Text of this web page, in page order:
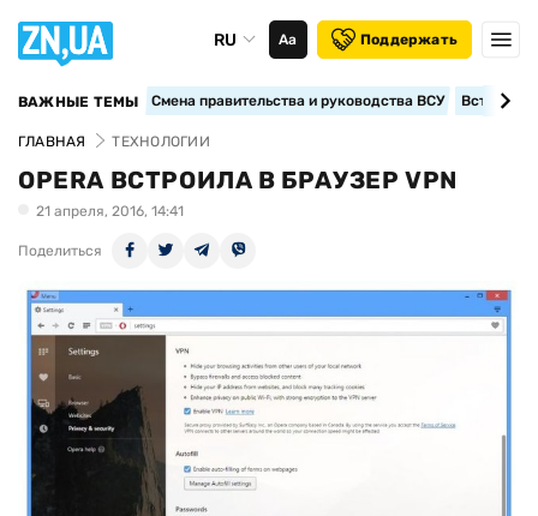
RU Аа Поддержать
ВАЖНЫЕ ТЕМЫ Смена правительства и руководства ВСУ
ГЛАВНАЯ ТЕХНОЛОГИИ
OPERA ВСТРОИЛА В БРАУЗЕР VPN
21 апреля, 2016, 14:41
Поделиться